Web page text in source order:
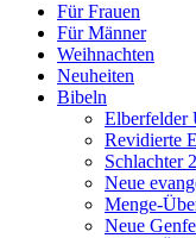
Für Frauen
Für Männer
Weihnachten
Neuheiten
Bibeln
Elberfelder
Revidierte
Schlachter
Neue
Menge-
Neue